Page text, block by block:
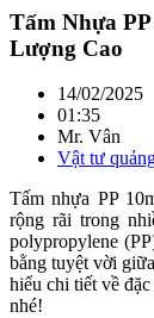
Tấm Nhựa
Lượng Cao
14/02/2025
01:35
Mr. Vân
Vật tư
Tấm nhựa PP
rộng rãi trong
polypropylene
bằng tuyệt vời giữa
hiểu chi tiết về
nhé!